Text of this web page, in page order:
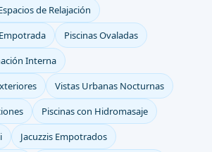
de Relajación
Piscinas Ovaladas
Interna
Vistas Urbanas Nocturnas
Piscinas con Hidromasaje
Jacuzzis Empotrados